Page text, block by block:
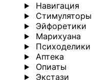
Навигация
Стимуляторы
Эйфоретики
Марихуана
Психоделики
Аптека
Опиаты
Экстази